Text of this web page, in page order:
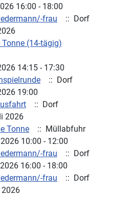
16:00 - 18:00
frau
:: Dorf
(14-tägig)
14:15 - 17:30
:: Dorf
19:00
:: Dorf
2026
Tonne
:: Müllabfuhr
10:00 - 12:00
frau
:: Dorf
16:00 - 18:00
frau
:: Dorf